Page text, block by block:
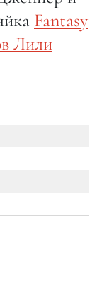
Fantasy
Лили